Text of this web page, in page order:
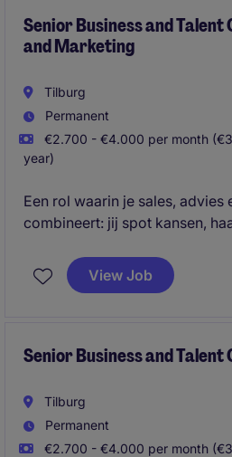
Senior Business and Talent
and Marketing
Tilburg
Permanent
€2.700 - €4.000 per month
year)
Een rol waarin je sales, advies
combineert: jij spot kansen,
View Job
Senior Business and
Tilburg
Permanent
€2.700 - €4.000 per month